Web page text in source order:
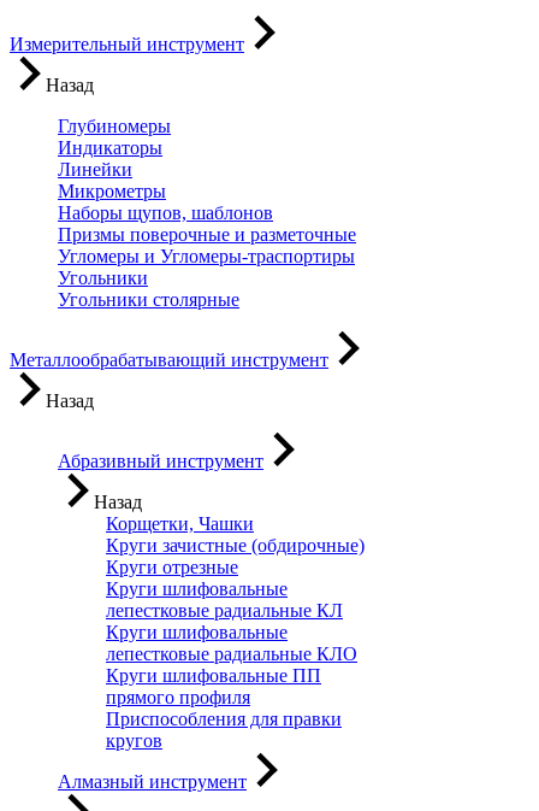
Измерительный инструмент
Назад
Глубиномеры
Индикаторы
Линейки
Микрометры
Наборы щупов, шаблонов
Призмы поверочные и разметочные
Угломеры и Угломеры-траспортиры
Угольники
Угольники столярные
Металлообрабатывающий инструмент
Назад
Абразивный инструмент
Назад
Корщетки, Чашки
Круги зачистные (обдирочные)
Круги отрезные
Круги шлифовальные
лепестковые радиальные КЛ
Круги шлифовальные
лепестковые радиальные КЛО
Круги шлифовальные ПП
прямого профиля
Приспособления для правки
кругов
Алмазный инструмент